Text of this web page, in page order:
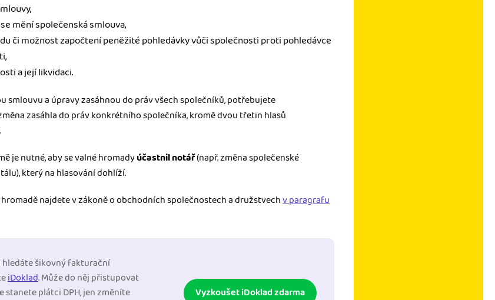
mění společenská smlouva,
či možnost započtení peněžité pohledávky vůči společnosti proti pohledávce
a její likvidaci.
smlouvu a úpravy zasáhnou do práv všech společníků, potřebujete
zasáhla do práv konkrétního společníka, kromě dvou třetin hlasů
je nutné, aby se valné hromadyúčastnil notář(např. změna společenské
který na hlasování dohlíží.
najdete v zákoně o obchodních společnostech a družstvechv paragrafu
hledáte šikovný fakturační
iDoklad. Může do něj přistupovat
stanete plátci DPH, jen změníte
Vyzkoušet iDoklad zdarma